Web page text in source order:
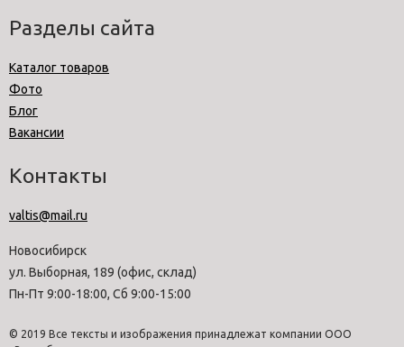
Разделы сайта
Каталог товаров
Фото
Блог
Вакансии
Контакты
valtis@mail.ru
Новосибирск
ул. Выборная, 189 (офис, склад)
Пн-Пт 9:00-18:00, Сб 9:00-15:00
© 2019 Все тексты и изображения принадлежат компании ООО